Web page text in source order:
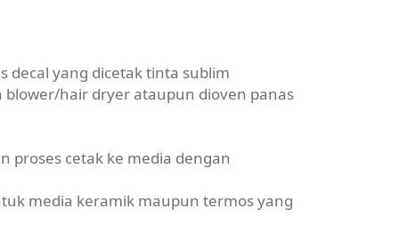
decal yang dicetak tinta sublim
hair dryer ataupun dioven panas
proses cetak ke media dengan
media keramik maupun termos yang